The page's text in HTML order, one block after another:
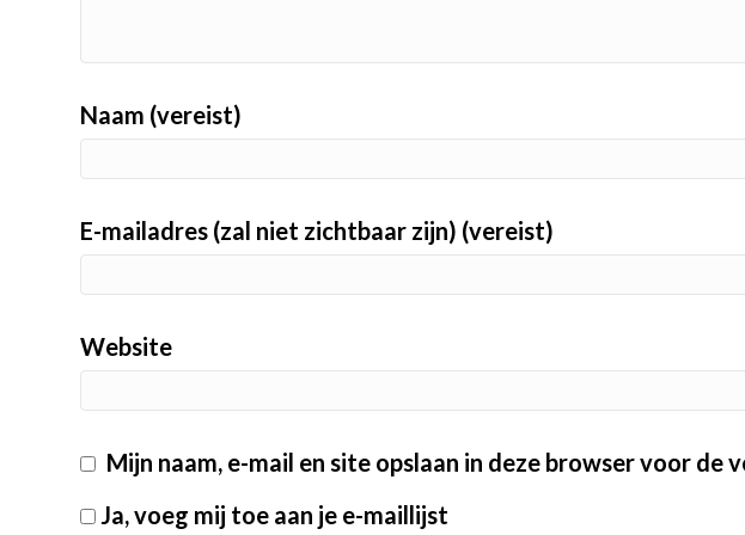
Naam (vereist)
E-mailadres (zal niet zichtbaar zijn) (vereist)
Website
Mijn naam, e-mail en site opslaan in deze browser voor de
Ja, voeg mij toe aan je e-maillijst